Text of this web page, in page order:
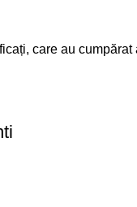
care au cumpărat